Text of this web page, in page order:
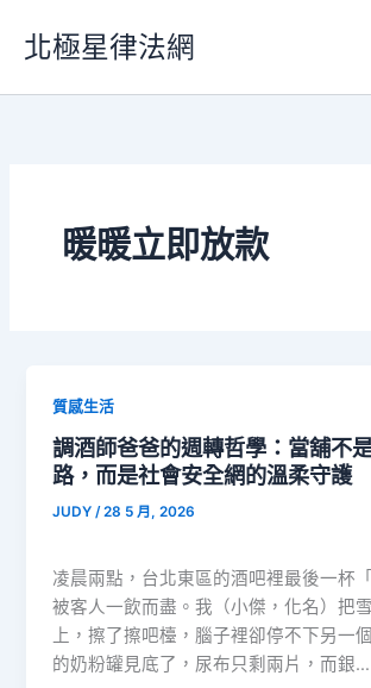
要
北極星律法網
暖暖立即放款
質感生活
調酒師爸爸的週轉哲學：當舖不
路，而是社會安全網的溫柔守護
JUDY /28 5 月, 2026
凌晨兩點，台北東區的酒吧裡最後一杯「
被客人一飲而盡。我（小傑，化名）把
上，擦了擦吧檯，腦子裡卻停不下另一
的奶粉罐見底了，尿布只剩兩片，而銀…